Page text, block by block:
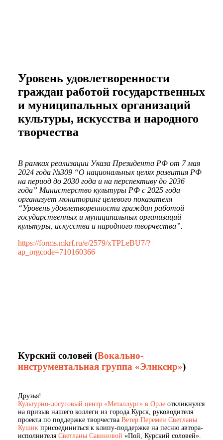
Уровень удовлетворенности
граждан работой государственных
и муниципальных организаций
культуры, искусства и народного
творчества
В рамках реализации Указа Президента РФ от 7 мая
2024 года №309 “О национальных целях развития РФ
на период до 2030 года и на перспективу до 2036
года” Министерство культуры РФ с 2025 года
организует мониторинг целевого показателя
“Уровень удовлетворенности граждан работой
государственных и муниципальных организаций
культуры, искусства и народного творчества”.
https://forms.mkrf.ru/e/2579/xTPLeBU7/?
ap_orgcode=710160366
Курский соловей (Вокально-
инструментальная группа «Эликсир»)
Друзья!
Культурно-досуговый центр «Металлург» в Орлеоткликнулся
на призыв нашего коллеги из города Курск, руководителя
проекта по поддержке творчества Ветер Перемен Светланы
Кушикприсоединиться к клипу-поддержке на песню автора-
исполнителя Светланы Савиновой «Пой, Курский соловей».